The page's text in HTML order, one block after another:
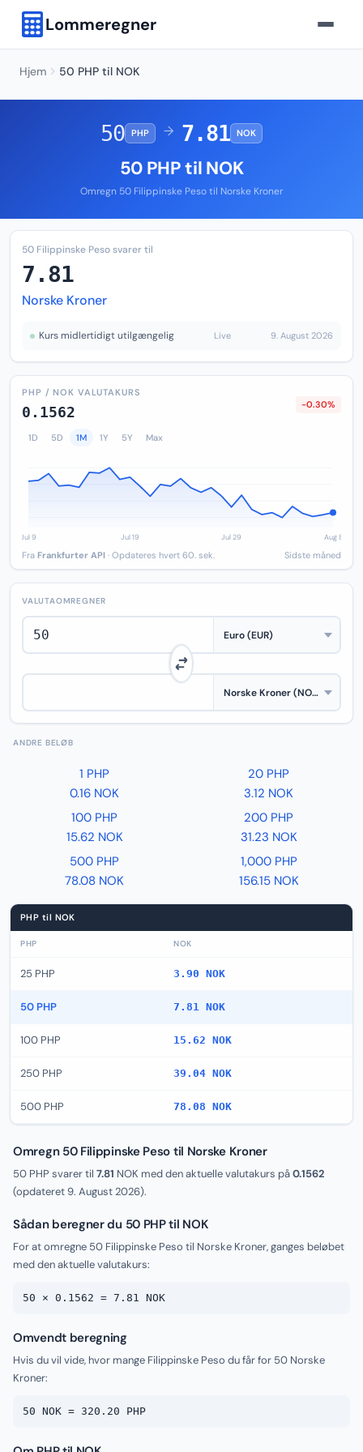
Lommeregner
Hjem 50 PHP til NOK
50 PHP → 7.81 NOK
50 PHP til NOK
Omregn 50 Filippinske Peso til Norske Kroner
50 Filippinske Peso svarer til
7.81
Norske Kroner
Kurs midlertidigt utilgængelig Live 9. August 2026
PHP / NOK VALUTAKURS
0.1562 -0.30%
1D 5D 1M 1Y 5Y Max
Fra Frankfurter API · Opdateres hvert 60. sek. Sidste måned
VALUTAOMREGNER
ANDRE BELØB
1 PHP
0.16 NOK
20 PHP
3.12 NOK
100 PHP
15.62 NOK
200 PHP
31.23 NOK
500 PHP
78.08 NOK
1,000 PHP
156.15 NOK
PHP til NOK
PHP NOK
25 PHP 3.90 NOK
50 PHP 7.81 NOK
100 PHP 15.62 NOK
250 PHP 39.04 NOK
500 PHP 78.08 NOK
Omregn 50 Filippinske Peso til Norske Kroner
50 PHP svarer til 7.81 NOK med den aktuelle valutakurs på0.1562
(opdateret9. August 2026).
Sådan beregner du 50 PHP til NOK
For at omregne 50 Filippinske Peso til Norske Kroner, ganges beløbet
med den aktuelle valutakurs:
50 × 0.1562 = 7.81 NOK
Omvendt beregning
Hvis du vil vide, hvor mange Filippinske Peso du får for 50 Norske
Kroner:
50 NOK = 320.20 PHP